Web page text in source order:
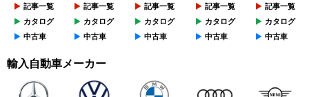
記事一覧
カタログ
中古車
記事一覧
カタログ
中古車
記事一覧
カタログ
中古車
記事一覧
カタログ
中古車
記事一覧
カタログ
中古車
輸入自動車メーカー